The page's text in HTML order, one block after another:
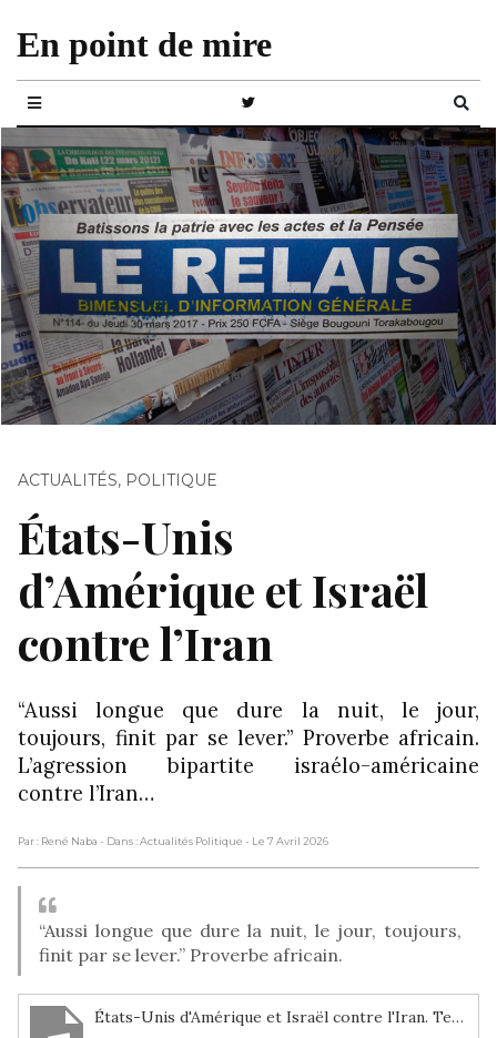
En point de mire
ACTUALITÉS, POLITIQUE
États-Unis
d’Amérique et Israël
contre l’Iran
“Aussi longue que dure la nuit, le jour,
toujours, finit par se lever.” Proverbe africain.
L’agression bipartite israélo-américaine
contre l’Iran…
Par : René Naba - Dans : Actualités Politique - Le 7 Avril 2026
“Aussi longue que dure la nuit, le jour, toujours,
finit par se lever.” Proverbe africain.
États-Unis d'Amérique et Israël contre l'Iran. Texte paru dans le journal malien Le Relai du Bougouni (Mali).